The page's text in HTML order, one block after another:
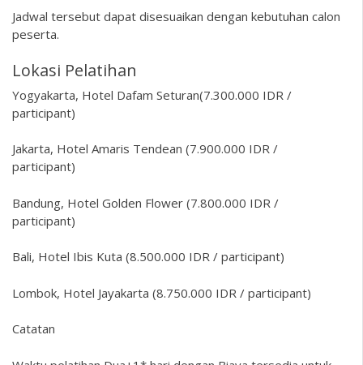
Jadwal tersebut dapat disesuaikan dengan kebutuhan calon
peserta.
Lokasi Pelatihan
Yogyakarta, Hotel Dafam Seturan(7.300.000 IDR /
participant)
Jakarta, Hotel Amaris Tendean (7.900.000 IDR /
participant)
Bandung, Hotel Golden Flower (7.800.000 IDR /
participant)
Bali, Hotel Ibis Kuta (8.500.000 IDR / participant)
Lombok, Hotel Jayakarta (8.750.000 IDR / participant)
Catatan